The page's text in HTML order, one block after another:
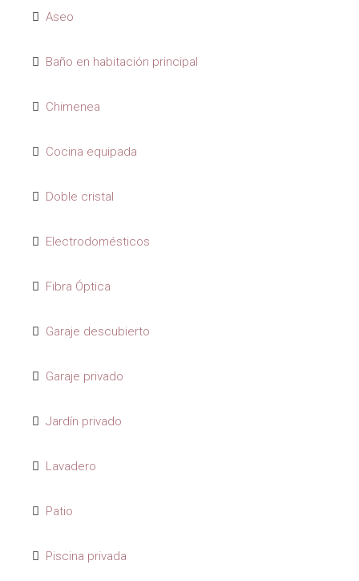
Aseo
Baño en habitación principal
Chimenea
Cocina equipada
Doble cristal
Electrodomésticos
Fibra Óptica
Garaje descubierto
Garaje privado
Jardín privado
Lavadero
Patio
Piscina privada